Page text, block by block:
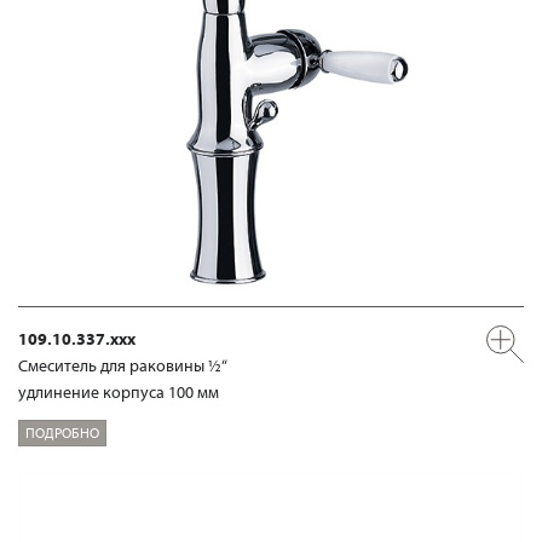
109.10.337.xxx
Смеситель для раковины ½“
удлинение корпуса 100 мм
ПОДРОБНО